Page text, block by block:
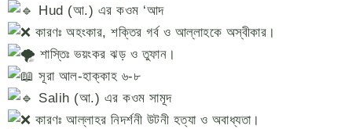
Hud (আ.) এর কওম ‘আদ
কারণঃ অহংকার, শক্তির গর্ব ও আল্লাহকে অস্বীকার।
শাস্তিঃ ভয়ংকর ঝড় ও তুফান।
সূরা আল-হাক্কাহ ৬-৮
Salih (আ.) এর কওম সামূদ
কারণঃ আল্লাহর নিদর্শনী উটনী হত্যা ও অবাধ্যতা।